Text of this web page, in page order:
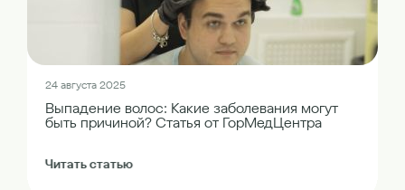
24 августа 2025
Выпадение волос: Какие заболевания могут
быть причиной? Статья от ГорМедЦентра
Читать статью